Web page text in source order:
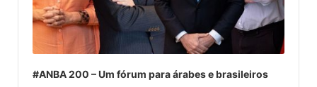
#ANBA 200 – Um fórum para árabes e brasileiros